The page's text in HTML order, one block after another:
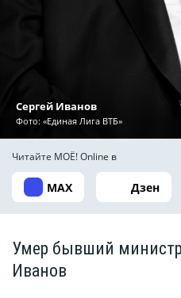
Сергей Иванов
Фото: «Единая Лига ВТБ»
Читайте МОЁ! Online в
MAX Дзен
Умер бывший
Иванов